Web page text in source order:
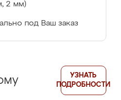
2 мм)
под Ваш заказ
УЗНАТЬ
ПОДРОБНОСТИ